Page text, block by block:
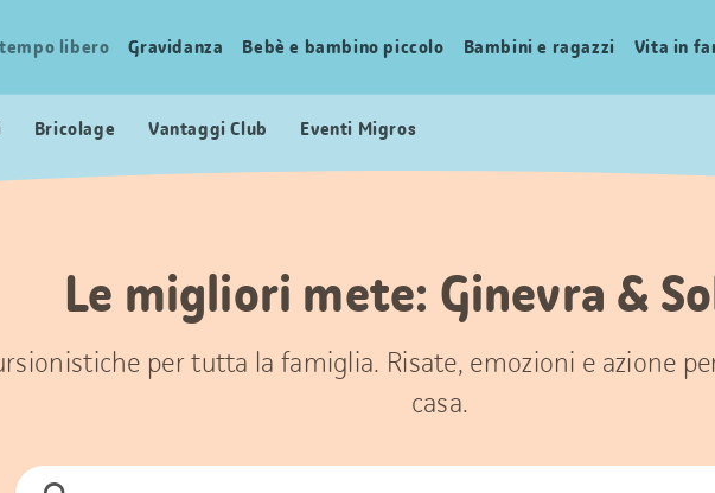
libero Gravidanza Bebè e bambino piccolo Bambini e ragazzi Vita in
Bricolage Vantaggi Club Eventi Migros
Le migliori mete: Ginevra &
per tutta la famiglia. Risate, emozioni e azione
casa.